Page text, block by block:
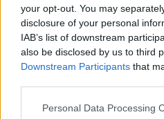
your opt-out. You may
disclosure of your personal
IAB’s list of downstream
also be disclosed by us to third
Downstream Participants that
Personal Data Processing
Ροή ειδήσεων
21:39
ηλικιωμένη